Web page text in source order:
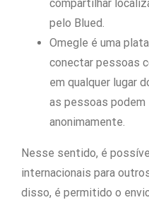
compartilhar
pelo Blued.
Omegle é uma
conectar pessoas
em qualquer lugar
as pessoas
anonimamente.
Nesse sentido, é
internacionais para
disso, é permitido o